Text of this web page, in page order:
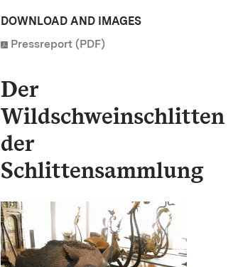
DOWNLOAD AND IMAGES
Pressreport (PDF)
Der
Wildschweinschlitten
der
Schlittensammlung